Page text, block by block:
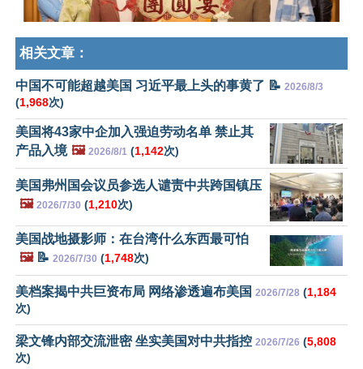
相关文章：
中国不可能超越美国 习近平最上头的事黄了 📝 2026/8/3
(1,968次)
美国将43家中企加入强迫劳动名单 禁止其
产品入境 🖼️ 2026/8/1 (1,142次)
美国弗州国会议员参选人谴责中共跨国镇压
🖼️ 2026/7/30 (1,210次)
美国战地摄影师：在台湾什么东西最可怕
🖼️📝 2026/7/30 (1,748次)
美档案揭中共巨资布局 网络渗透遍布美国 2026/7/28 (1,184
次)
梁文锋内部交流泄密 坐实美国对中共指控 2026/7/26 (5,808
次)